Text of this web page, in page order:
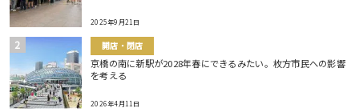
2025年9月21日
開店・閉店
京橋の南に新駅が2028年春にできるみたい。枚方市民への影響
を考える
2026年4月11日